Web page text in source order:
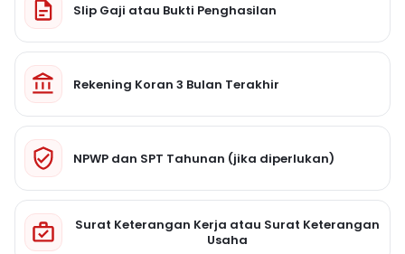
Slip Gaji atau Bukti Penghasilan
Rekening Koran 3 Bulan Terakhir
NPWP dan SPT Tahunan (jika diperlukan)
Surat Keterangan Kerja atau Surat Keterangan
Usaha